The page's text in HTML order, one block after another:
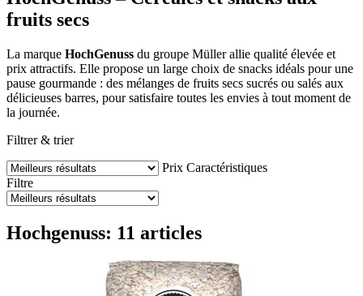
fruits secs
La marque HochGenuss du groupe Müller allie qualité élevée et
prix attractifs. Elle propose un large choix de snacks idéals pour une
pause gourmande : des mélanges de fruits secs sucrés ou salés aux
délicieuses barres, pour satisfaire toutes les envies à tout moment de
la journée.
Filtrer & trier
Prix Caractéristiques
Filtre
Hochgenuss: 11 articles